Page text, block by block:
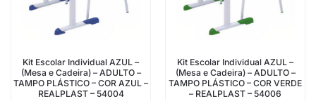
Kit Escolar Individual AZUL –
(Mesa e Cadeira) – ADULTO –
TAMPO PLÁSTICO – COR AZUL –
REALPLAST – 54004
Kit Escolar Individual AZUL –
(Mesa e Cadeira) – ADULTO –
TAMPO PLÁSTICO – COR VERDE
– REALPLAST – 54006